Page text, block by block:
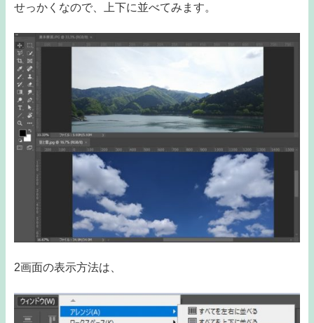
せっかくなので、上下に並べてみます。
2画面の表示方法は、